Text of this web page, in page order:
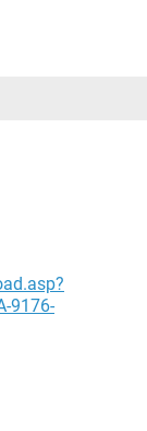
9176-